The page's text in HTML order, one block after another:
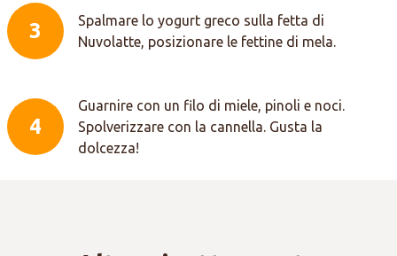
3
Spalmare lo yogurt greco sulla fetta di
Nuvolatte, posizionare le fettine di mela.
4
Guarnire con un filo di miele, pinoli e noci.
Spolverizzare con la cannella. Gusta la
dolcezza!